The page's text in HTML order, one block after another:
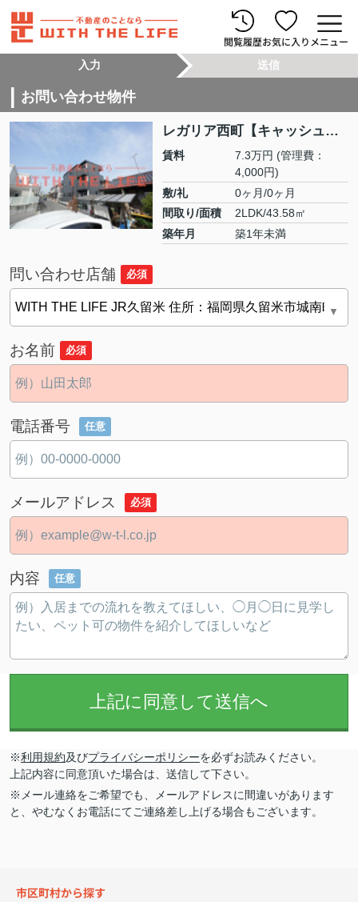
閲覧履歴お気に入り メニュー
入力 送信
お問い合わせ物件
レガリア西町【キャッシュバック対象】 301号
賃料 7.3万円 (管理費：
4,000円)
敷/礼
0ヶ月/0ヶ月
間取り/面積
2LDK/43.58㎡
築年月
築1年未満
問い合わせ店舗 必須
お名前 必須
電話番号 任意
メールアドレス 必須
内容 任意
上記に同意して送信へ
※利用規約及びプライバシーポリシーを必ずお読みください。
上記内容に同意頂いた場合は、送信して下さい。
※メール連絡をご希望でも、メールアドレスに間違いがあります
と、やむなくお電話にてご連絡差し上げる場合もございます。
市区町村から探す